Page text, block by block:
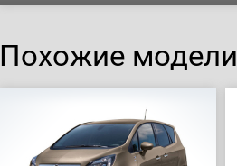
Похожие модели